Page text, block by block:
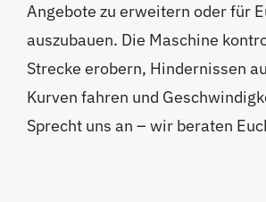
Angebote zu erweitern oder für
auszubauen. Die Maschine
Strecke erobern, Hindernissen
Kurven fahren und
Sprecht uns an – wir beraten